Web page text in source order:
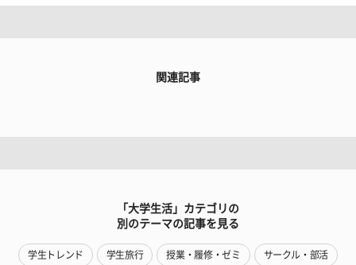
関連記事
「大学生活」カテゴリの
別のテーマの記事を見る
学生トレンド 学生旅行 授業・履修・ゼミ サークル・部活